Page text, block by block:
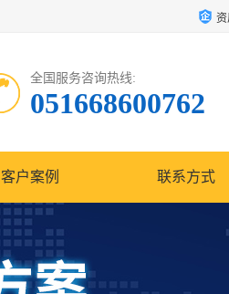
资
全国服务咨询热线:
051668600762
客户案例 联系方式